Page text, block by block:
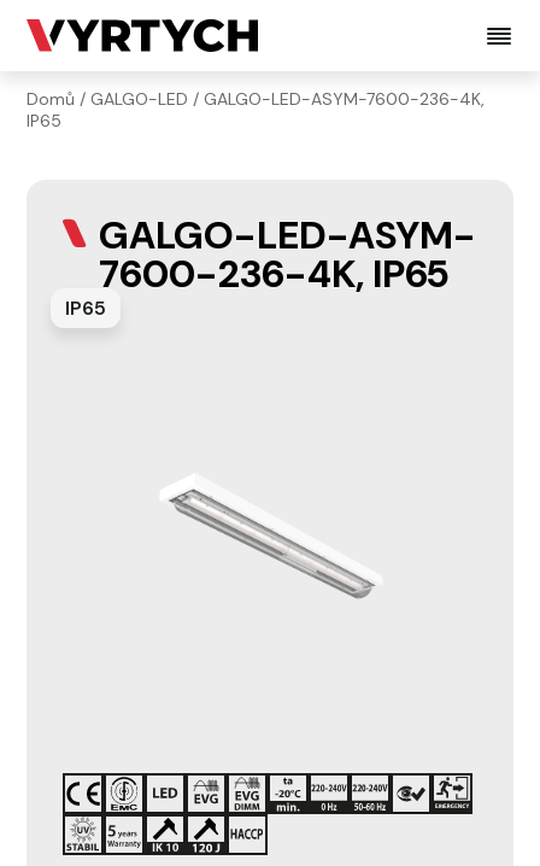
Domů / GALGO-LED / GALGO-LED-ASYM-7600-236-4K,
IP65
GALGO-LED-ASYM-
7600-236-4K, IP65
IP65